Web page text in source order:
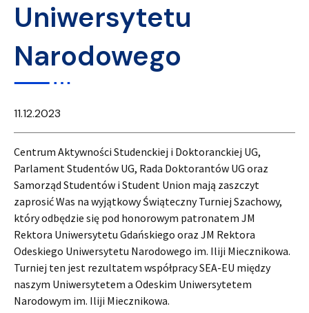
Uniwersytetu
Narodowego
11.12.2023
Centrum Aktywności Studenckiej i Doktoranckiej UG,
Parlament Studentów UG, Rada Doktorantów UG oraz
Samorząd Studentów i Student Union mają zaszczyt
zaprosić Was na wyjątkowy Świąteczny Turniej Szachowy,
który odbędzie się pod honorowym patronatem JM
Rektora Uniwersytetu Gdańskiego oraz JM Rektora
Odeskiego Uniwersytetu Narodowego im. Iliji Miecznikowa.
Turniej ten jest rezultatem współpracy SEA-EU między
naszym Uniwersytetem a Odeskim Uniwersytetem
Narodowym im. Iliji Miecznikowa.